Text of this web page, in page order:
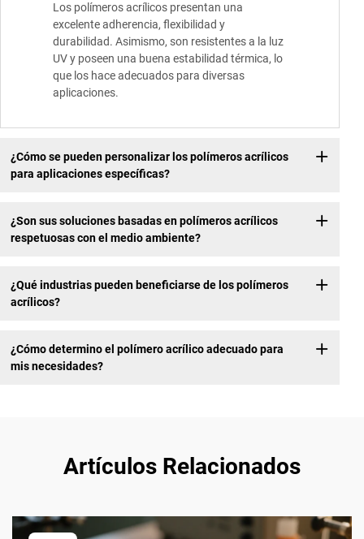
Los polímeros acrílicos presentan una
excelente adherencia, flexibilidad y
durabilidad. Asimismo, son resistentes a la luz
UV y poseen una buena estabilidad térmica, lo
que los hace adecuados para diversas
aplicaciones.
¿Cómo se pueden personalizar los polímeros acrílicos
para aplicaciones específicas?
¿Son sus soluciones basadas en polímeros acrílicos
respetuosas con el medio ambiente?
¿Qué industrias pueden beneficiarse de los polímeros
acrílicos?
¿Cómo determino el polímero acrílico adecuado para
mis necesidades?
Artículos Relacionados